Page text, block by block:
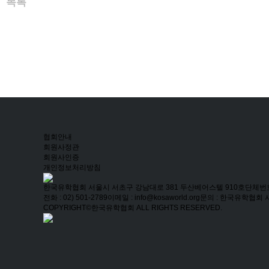
협회안내
회원사정관
회원사인증
개인정보처리방침
한국유학협회 서울시 서초구 강남대로 381 두산베어스텔 910호 단체번
전화 : 02) 501-2789이메일 : info@kosaworld.org문의 : 한국유학협회
COPYRIGHT©한국유학협회 ALL RIGHTS RESERVED.